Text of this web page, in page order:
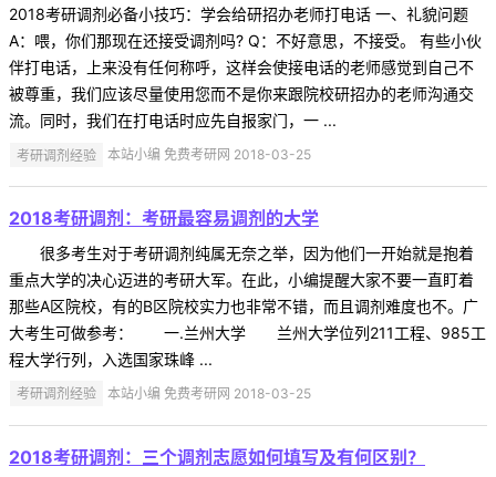
2018考研调剂必备小技巧：学会给研招办老师打电话 一、礼貌问题
A：喂，你们那现在还接受调剂吗? Q：不好意思，不接受。 有些小伙
伴打电话，上来没有任何称呼，这样会使接电话的老师感觉到自己不
被尊重，我们应该尽量使用您而不是你来跟院校研招办的老师沟通交
流。同时，我们在打电话时应先自报家门，一 ...
考研调剂经验 本站小编 免费考研网 2018-03-25
2018考研调剂：考研最容易调剂的大学
很多考生对于考研调剂纯属无奈之举，因为他们一开始就是抱着
重点大学的决心迈进的考研大军。在此，小编提醒大家不要一直盯着
那些A区院校，有的B区院校实力也非常不错，而且调剂难度也不。广
大考生可做参考： 一.兰州大学 兰州大学位列211工程、985工
程大学行列，入选国家珠峰 ...
考研调剂经验 本站小编 免费考研网 2018-03-25
2018考研调剂：三个调剂志愿如何填写及有何区别？